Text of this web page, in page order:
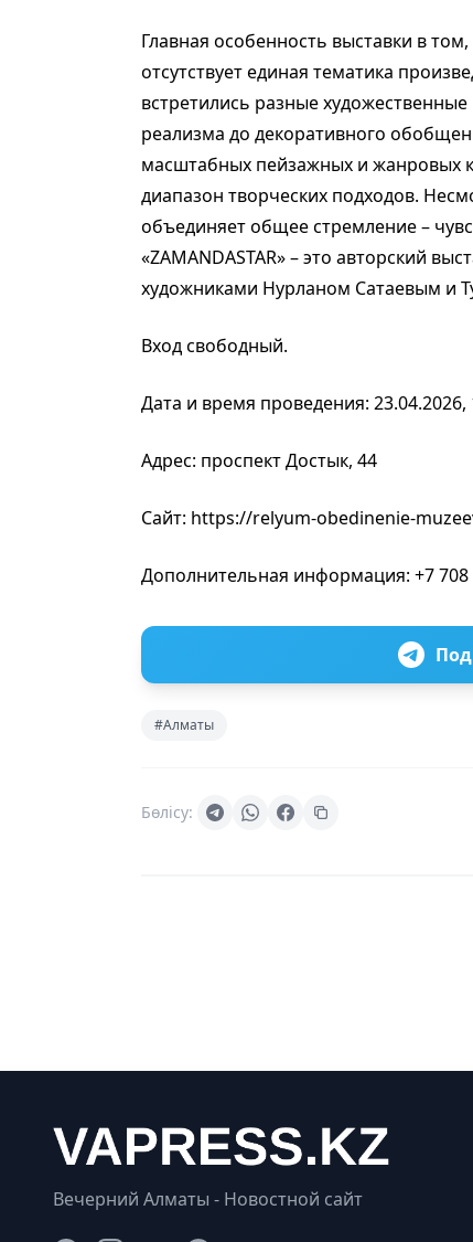
Главная особенность выставки в
отсутствует единая тематика
встретились разные
реализма до декоративного
масштабных пейзажных и жанровых
диапазон творческих подходов.
объединяет общее стремление –
«ZAMANDASTAR» – это авторский
художниками Нурланом Сатаевым и
Вход свободный.
Дата и время проведения: 23.04.2026,
Адрес: проспект Достык, 44
Сайт: https://relyum-obedinenie-
Дополнительная информация: +7 708
#Алматы
Бөлісу:
Вечерний Алматы - Новостной сайт